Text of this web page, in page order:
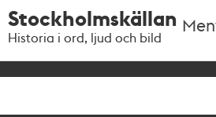
Stockholmskällan
Historia i ord, ljud och bild